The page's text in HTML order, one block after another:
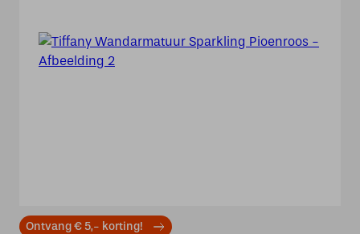
Ontvang € 5,- korting!